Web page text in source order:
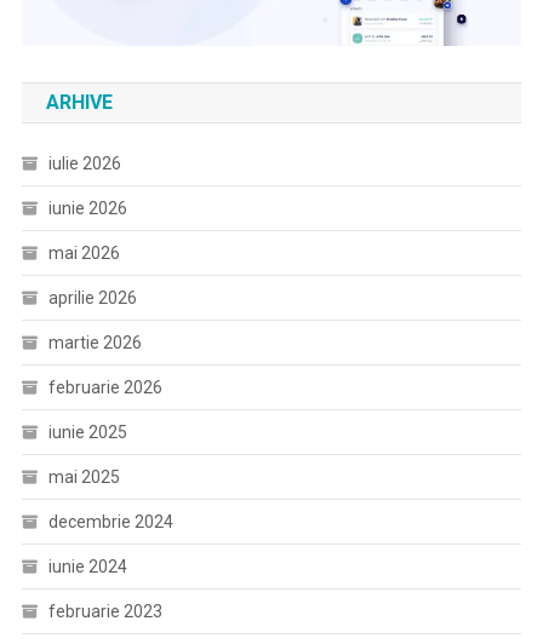
ARHIVE
iulie 2026
iunie 2026
mai 2026
aprilie 2026
martie 2026
februarie 2026
iunie 2025
mai 2025
decembrie 2024
iunie 2024
februarie 2023